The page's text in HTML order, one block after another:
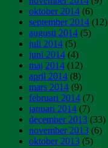
oktober 2014 (6)
september 2014 (12)
augusti 2014 (5)
juli 2014 (5)
juni 2014 (4)
maj 2014 (12)
april 2014 (8)
mars 2014 (9)
februari 2014 (7)
januari 2014 (7)
december 2013 (33)
november 2013 (6)
oktober 2013 (5)